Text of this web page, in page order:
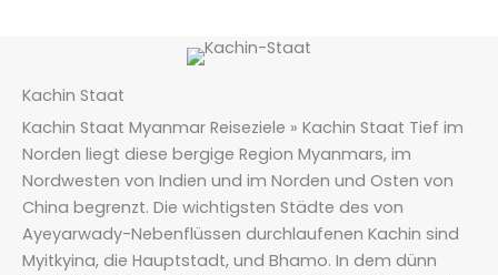
Kachin Staat
Kachin Staat Myanmar Reiseziele » Kachin Staat Tief im
Norden liegt diese bergige Region Myanmars, im
Nordwesten von Indien und im Norden und Osten von
China begrenzt. Die wichtigsten Städte des von
Ayeyarwady-Nebenflüssen durchlaufenen Kachin sind
Myitkyina, die Hauptstadt, und Bhamo. In dem dünn